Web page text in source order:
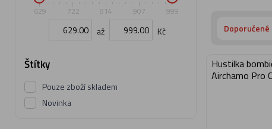
629 722 814 907 999
až Kč
Štítky
Pouze zboží skladem
Novinka
Doporučené
Hustilka
Airchamo Pro